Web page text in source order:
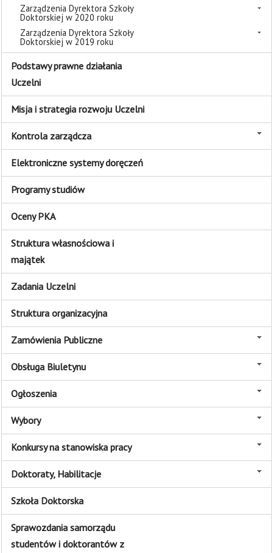
Zarządzenia Dyrektora Szkoły
Doktorskiej w 2020 roku
Zarządzenia Dyrektora Szkoły
Doktorskiej w 2019 roku
Podstawy prawne działania
Uczelni
Misja i strategia rozwoju Uczelni
Kontrola zarządcza
Elektroniczne systemy doręczeń
Programy studiów
Oceny PKA
Struktura własnościowa i
majątek
Zadania Uczelni
Struktura organizacyjna
Zamówienia Publiczne
Obsługa Biuletynu
Ogłoszenia
Wybory
Konkursy na stanowiska pracy
Doktoraty, Habilitacje
Szkoła Doktorska
Sprawozdania samorządu
studentów i doktorantów z